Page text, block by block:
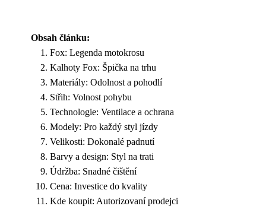
Obsah článku:
Fox: Legenda motokrosu
Kalhoty Fox: Špička na trhu
Materiály: Odolnost a pohodlí
Střih: Volnost pohybu
Technologie: Ventilace a ochrana
Modely: Pro každý styl jízdy
Velikosti: Dokonalé padnutí
Barvy a design: Styl na trati
Údržba: Snadné čištění
Cena: Investice do kvality
Kde koupit: Autorizovaní prodejci